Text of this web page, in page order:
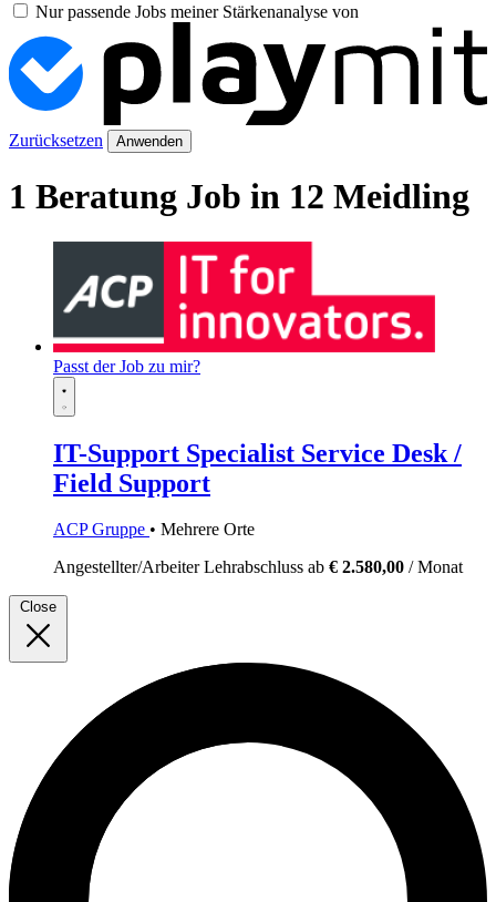
Nur passende Jobs meiner Stärkenanalyse von
Zurücksetzen Anwenden
1 Beratung Job in 12 Meidling
Passt der Job zu mir?
IT-Support Specialist Service Desk /
Field Support
ACP Gruppe • Mehrere Orte
Angestellter/ArbeiterLehrabschluss ab € 2.580,00 / Monat
Close